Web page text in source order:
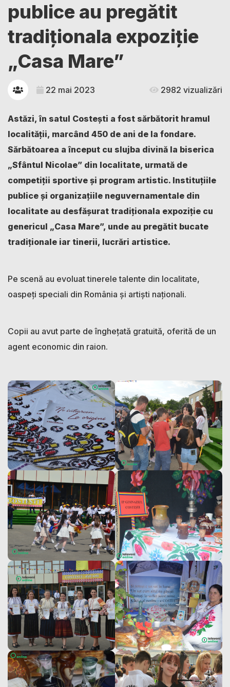
publice au pregătit
tradiționala expoziție
„Casa Mare”
22 mai 2023 2982 vizualizări
Astăzi, în satul Costești a fost sărbătorit hramul
localității, marcând 450 de ani de la fondare.
Sărbătoarea a început cu slujba divină la biserica
„Sfântul Nicolae” din localitate, urmată de
competiții sportive și program artistic. Instituțiile
publice și organizațiile neguvernamentale din
localitate au desfășurat tradiționala expoziție cu
genericul „Casa Mare”, unde au pregătit bucate
tradiționale iar tinerii, lucrări artistice.
Pe scenă au evoluat tinerele talente din localitate,
oaspeți speciali din România și artiști naționali.
Copii au avut parte de înghețată gratuită, oferită de un
agent economic din raion.